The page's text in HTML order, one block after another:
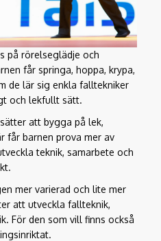
på rörelseglädje och
får springa, hoppa, krypa,
de lär sig enkla falltekniker
och lekfullt sätt.
att bygga på lek,
får barnen prova mer av
teknik, samarbete och
mer varierad och lite mer
att utveckla fallteknik,
För den som vill finns också